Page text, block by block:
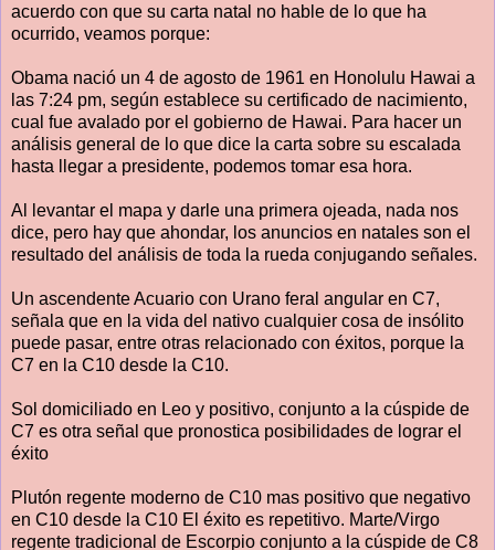
acuerdo con que su carta natal no hable de lo que ha
ocurrido, veamos porque:
Obama nació un 4 de agosto de 1961 en Honolulu Hawai a
las 7:24 pm, según establece su certificado de nacimiento,
cual fue avalado por el gobierno de Hawai. Para hacer un
análisis general de lo que dice la carta sobre su escalada
hasta llegar a presidente, podemos tomar esa hora.
Al levantar el mapa y darle una primera ojeada, nada nos
dice, pero hay que ahondar, los anuncios en natales son el
resultado del análisis de toda la rueda conjugando señales.
Un ascendente Acuario con Urano feral angular en C7,
señala que en la vida del nativo cualquier cosa de insólito
puede pasar, entre otras relacionado con éxitos, porque la
C7 en la C10 desde la C10.
Sol domiciliado en Leo y positivo, conjunto a la cúspide de
C7 es otra señal que pronostica posibilidades de lograr el
éxito
Plutón regente moderno de C10 mas positivo que negativo
en C10 desde la C10 El éxito es repetitivo. Marte/Virgo
regente tradicional de Escorpio conjunto a la cúspide de C8